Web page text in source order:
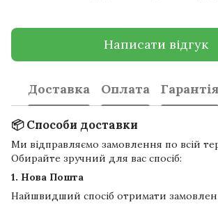
Написати відгук
Доставка Оплата Гарантія
📦 Способи доставки
Ми відправляємо замовлення по всій
Обирайте зручний для вас спосіб:
1. Нова Пошта
Найшвидший спосіб отримати